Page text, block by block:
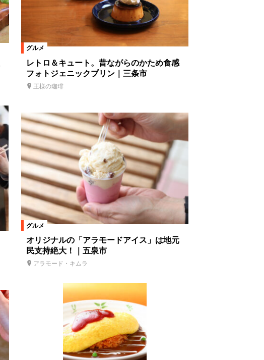
グルメ
レトロ＆キュート。昔ながらのかため食感
フォトジェニックプリン｜三条市
王様の珈琲
グルメ
オリジナルの「アラモードアイス」は地元
民支持絶大！｜五泉市
アラモード・キムラ